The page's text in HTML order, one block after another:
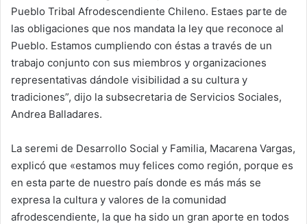
Pueblo Tribal Afrodescendiente Chileno. Estaes parte de
las obligaciones que nos mandata la ley que reconoce al
Pueblo. Estamos cumpliendo con éstas a través de un
trabajo conjunto con sus miembros y organizaciones
representativas dándole visibilidad a su cultura y
tradiciones”, dijo la subsecretaria de Servicios Sociales,
Andrea Balladares.
La seremi de Desarrollo Social y Familia, Macarena Vargas,
explicó que «estamos muy felices como región, porque es
en esta parte de nuestro país donde es más más se
expresa la cultura y valores de la comunidad
afrodescendiente, la que ha sido un gran aporte en todos